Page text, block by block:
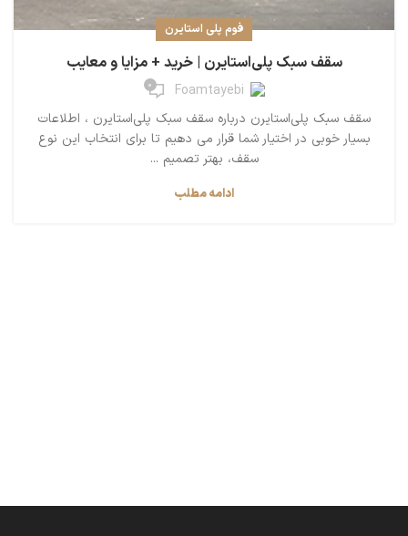
فوم پلی استایرن
سقف سبک پلی‌استایرن | خرید + مزایا و معایب
Foamtayebi
0
سقف سبک پلی‌استایرن درباره سقف سبک پلی‌استایرن ، اطلاعات
بسیار خوبی در اختیار شما قرار می دهیم تا برای انتخاب این نوع
سقف، بهتر تصمیم ...
ادامه مطلب